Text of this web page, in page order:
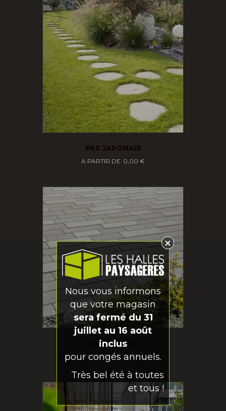
PAS JAPONAIS
0,00 €
PAVÉ BÉTON
0,00€
Nous vous informons
que votre magasin
sera fermé du 31
juillet au 16 août
inclus
pour congés annuels.
Très bel été à toutes
et tous !